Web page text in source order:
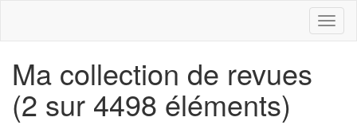
Ma collection de revues
(2 sur 4498 éléments)